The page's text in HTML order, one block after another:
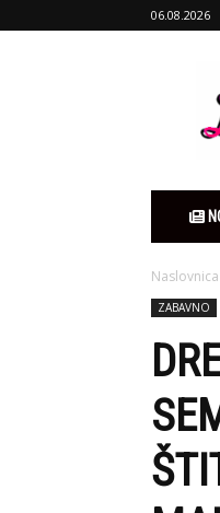
06.08.2026
Naslovnica
ZABAVNO